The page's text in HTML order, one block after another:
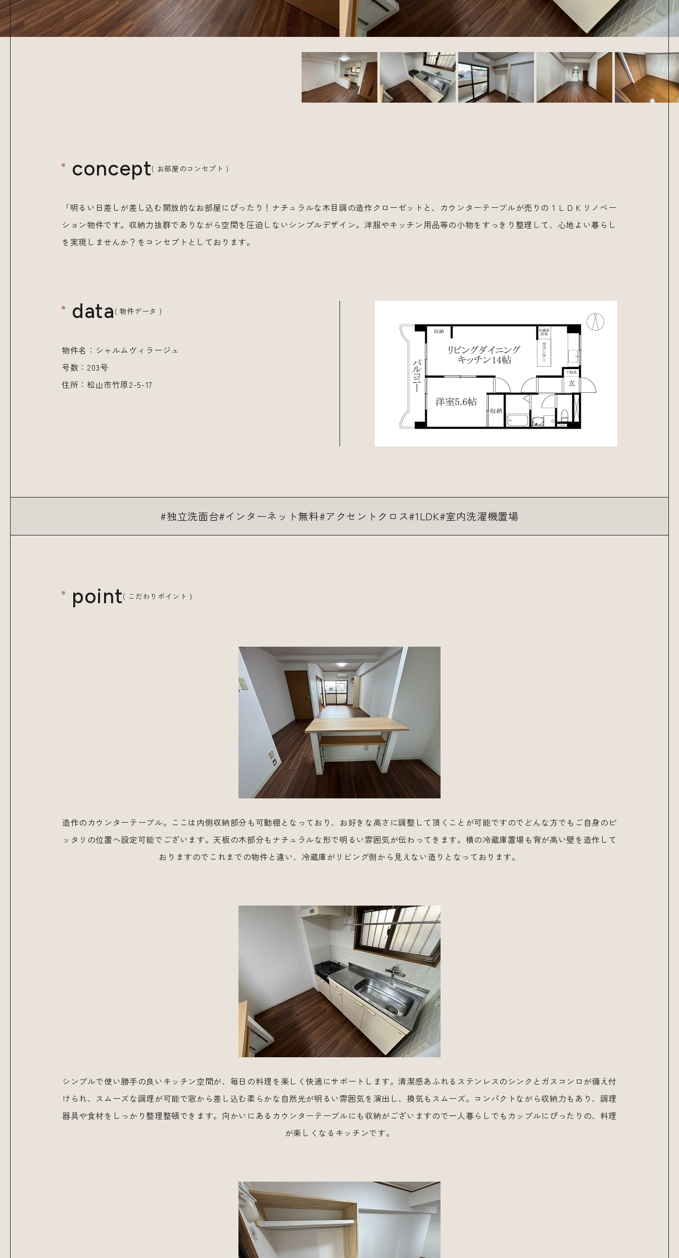
concept( お部屋のコンセプト )
「明るい日差しが差し込む開放的なお部屋にぴったり！ナチュラルな木目調の造作クローゼットと、カウンターテーブルが売りの１ＬＤＫリノベー
ション物件です。収納力抜群でありながら空間を圧迫しないシンプルデザイン。洋服やキッチン用品等の小物をすっきり整理して、心地よい暮らし
を実現しませんか？をコンセプトとしております。
data ( 物件データ )
物件名：シャルムヴィラージュ
号数：203号
住所：松山市竹原2-5-17
独立洗面台 インターネット無料 アクセントクロス 1LDK 室内洗濯機置場
point( こだわりポイント )
造作のカウンターテーブル。ここは内側収納部分も可動棚となっており、お好きな高さに調整して頂くことが可能ですのでどんな方でもご自身のピ
ッタリの位置へ設定可能でございます。天板の木部分もナチュラルな形で明るい雰囲気が伝わってきます。横の冷蔵庫置場も背が高い壁を造作して
おりますのでこれまでの物件と違い、冷蔵庫がリビング側から見えない造りとなっております。
シンプルで使い勝手の良いキッチン空間が、毎日の料理を楽しく快適にサポートします。清潔感あふれるステンレスのシンクとガスコンロが備え付
けられ、スムーズな調理が可能で窓から差し込む柔らかな自然光が明るい雰囲気を演出し、換気もスムーズ。コンパクトながら収納力もあり、調理
器具や食材をしっかり整理整頓できます。向かいにあるカウンターテーブルにも収納がございますので一人暮らしでもカップルにぴったりの、料理
が楽しくなるキッチンです。